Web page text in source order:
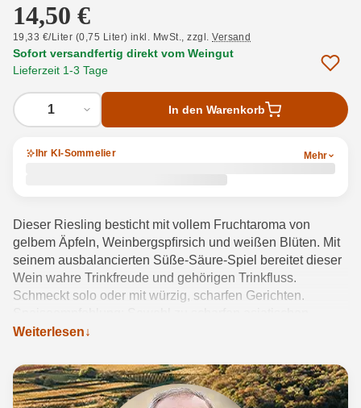
14,50 €
19,33 €/Liter (0,75 Liter) inkl. MwSt.,zzgl.Versand
Sofort versandfertig direkt vom Weingut
Lieferzeit 1-3 Tage
1 In den Warenkorb
Ihr KI-Sommelier Mehr
Dieser Riesling besticht mit vollem Fruchtaroma von
gelbem Äpfeln, Weinbergspﬁrsich und weißen Blüten. Mit
seinem ausbalancierten Süße-Säure-Spiel bereitet dieser
Wein wahre Trinkfreude und gehörigen Trinkfluss.
Schmeckt solo oder mit würzig, scharfen Gerichten.
Speisen als auch zu mildem Blauschimmel-Käse eine
Aperitifvariante.Produktdetails anzeigen →
Weiterlesen